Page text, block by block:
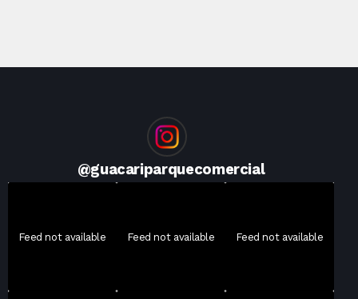
@guacariparquecomercial
Feed not available Feed not available Feed not available